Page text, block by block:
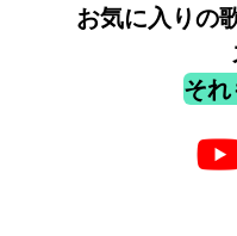
お気に入りの
そ